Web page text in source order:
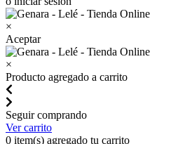
×
Aceptar
×
Producto agregado a carrito
Seguir comprando
Ver carrito
0 item(s) agregado tu carrito